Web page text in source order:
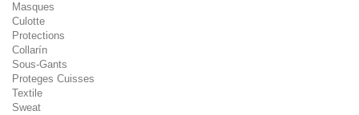
Masques
Culotte
Protections
Collarín
Sous-Gants
Proteges Cuisses
Textile
Sweat